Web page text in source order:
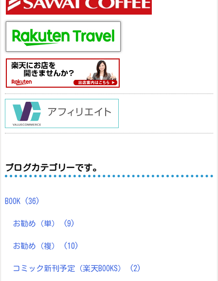
ブログカテゴリーです。
BOOK (36)
お勧め（単） (9)
お勧め（複） (10)
コミック新刊予定（楽天BOOKS） (2)